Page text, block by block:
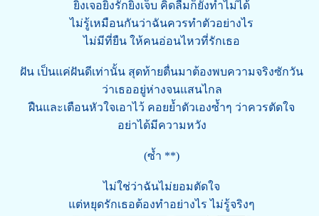
ยิ่งเจอยิ่งรักยิ่งเจ็บ คิดลืมก็ยังทำไม่ได้
ไม่รู้เหมือนกันว่าฉันควรทำตัวอย่างไร
ไม่มีที่ยืน ให้คนอ่อนไหวที่รักเธอ
ฝัน เป็นแค่ฝันดีเท่านั้น สุดท้ายตื่นมาต้องพบความจริงซักวัน
ว่าเธออยู่ห่างจนแสนไกล
ฝืนและเตือนหัวใจเอาไว้ คอยย้ำตัวเองซ้ำๆ ว่าควรตัดใจ
อย่าได้มีความหวัง
(ซ้ำ **)
ไม่ใช่ว่าฉันไม่ยอมตัดใจ
แต่หยุดรักเธอต้องทำอย่างไร ไม่รู้จริงๆ